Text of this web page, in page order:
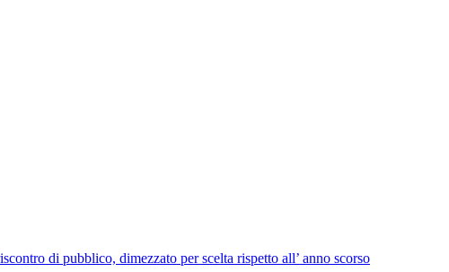
di pubblico, dimezzato per scelta rispetto all’ anno scorso